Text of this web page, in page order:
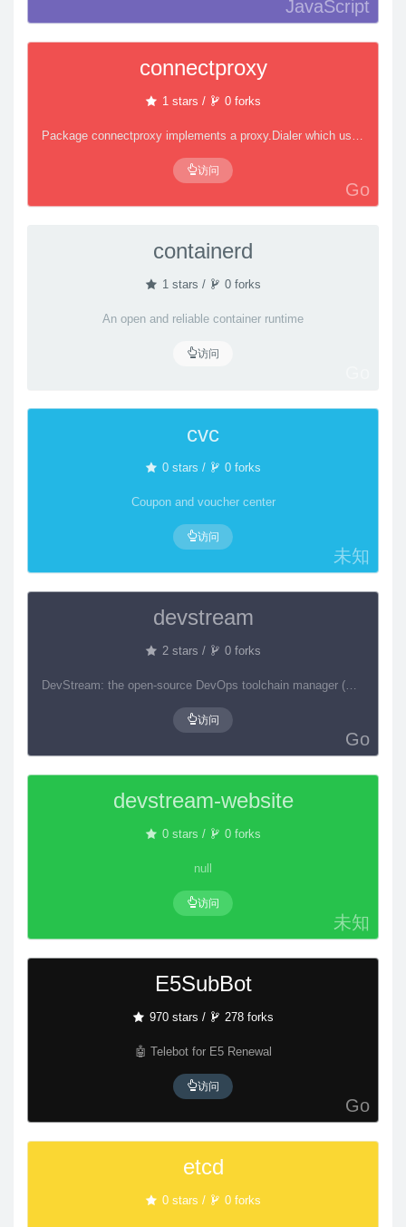
JavaScript
Go
connectproxy
1 stars / 0 forks
Package connectproxy implements a proxy.Dialer which uses HTTP(s) CONNECT requests.
访问
containerd
1 stars / 0 forks
An open and reliable container runtime
访问
未知
cvc
0 stars / 0 forks
Coupon and voucher center
访问
Go
devstream
2 stars / 0 forks
DevStream: the open-source DevOps toolchain manager (DTM).
访问
未知
devstream-website
0 stars / 0 forks
null
访问
Go
E5SubBot
970 stars / 278 forks
🤖 Telebot for E5 Renewal
访问
etcd
0 stars / 0 forks